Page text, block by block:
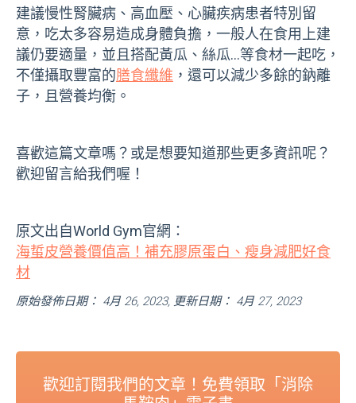
建議慢性腎臟病、高血壓、心臟疾病患者特別留
意，吃太多容易造成身體負擔，一般人在食用上建
議仍要適量，並且搭配黃瓜、絲瓜…等食材一起吃，
不僅攝取豐富的膳食纖維 ，還可以減少多餘的鈉離
子，且營養均衡。
喜歡這篇文章嗎？或是想要知道那些更多資訊呢？
歡迎留言給我們喔！
原文出自World Gym官網：
海蜇皮營養價值高！補充膠原蛋白、瘦身減肥好食
材
原始發佈日期： 4月 26, 2023, 更新日期： 4月 27, 2023
歡迎訂閱我們的文章！免費領取「消除